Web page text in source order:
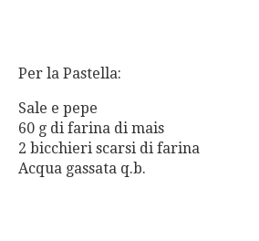
Per la Pastella:
Sale e pepe
60 g di farina di mais
2 bicchieri scarsi di farina
Acqua gassata q.b.